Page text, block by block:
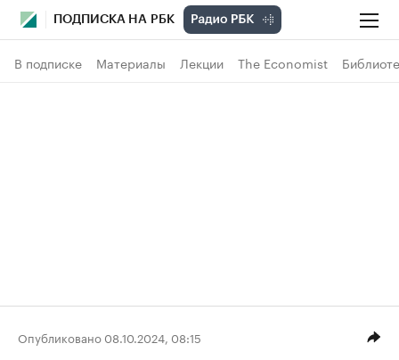
ПОДПИСКА НА РБК
В подписке Материалы Лекции The Economist
Опубликовано 08.10.2024, 08:15